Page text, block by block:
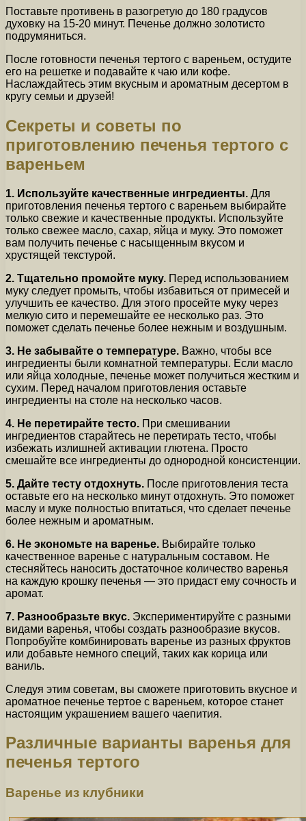
Поставьте противень в разогретую до 180 градусов
духовку на 15-20 минут. Печенье должно золотисто
подрумяниться.
После готовности печенья тертого с вареньем, остудите
его на решетке и подавайте к чаю или кофе.
Наслаждайтесь этим вкусным и ароматным десертом в
кругу семьи и друзей!
Секреты и советы по
приготовлению печенья тертого с
вареньем
1. Используйте качественные ингредиенты. Для
приготовления печенья тертого с вареньем выбирайте
только свежие и качественные продукты. Используйте
только свежее масло, сахар, яйца и муку. Это поможет
вам получить печенье с насыщенным вкусом и
хрустящей текстурой.
2. Тщательно промойте муку. Перед использованием
муку следует промыть, чтобы избавиться от примесей и
улучшить ее качество. Для этого просейте муку через
мелкую сито и перемешайте ее несколько раз. Это
поможет сделать печенье более нежным и воздушным.
3. Не забывайте о температуре. Важно, чтобы все
ингредиенты были комнатной температуры. Если масло
или яйца холодные, печенье может получиться жестким и
сухим. Перед началом приготовления оставьте
ингредиенты на столе на несколько часов.
4. Не перетирайте тесто. При смешивании
ингредиентов старайтесь не перетирать тесто, чтобы
избежать излишней активации глютена. Просто
смешайте все ингредиенты до однородной консистенции.
5. Дайте тесту отдохнуть. После приготовления теста
оставьте его на несколько минут отдохнуть. Это поможет
маслу и муке полностью впитаться, что сделает печенье
более нежным и ароматным.
6. Не экономьте на варенье. Выбирайте только
качественное варенье с натуральным составом. Не
стесняйтесь наносить достаточное количество варенья
на каждую крошку печенья — это придаст ему сочность и
аромат.
7. Разнообразьте вкус. Экспериментируйте с разными
видами варенья, чтобы создать разнообразие вкусов.
Попробуйте комбинировать варенье из разных фруктов
или добавьте немного специй, таких как корица или
ваниль.
Следуя этим советам, вы сможете приготовить вкусное и
ароматное печенье тертое с вареньем, которое станет
настоящим украшением вашего чаепития.
Различные варианты варенья для
печенья тертого
Варенье из клубники